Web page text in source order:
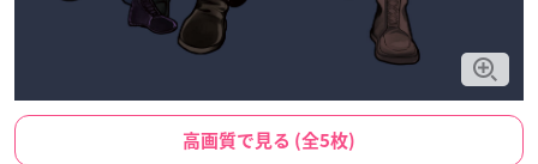
高画質で見る (全5枚)